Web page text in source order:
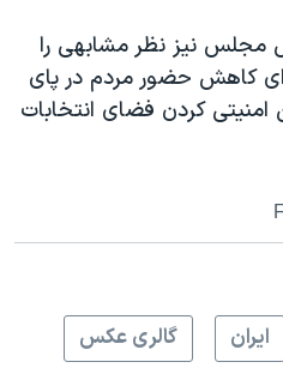
مجلس نیز نظر مشابهی را
کاهش حضور مردم در پای
کردن فضای انتخابات
ايران گالری عکس